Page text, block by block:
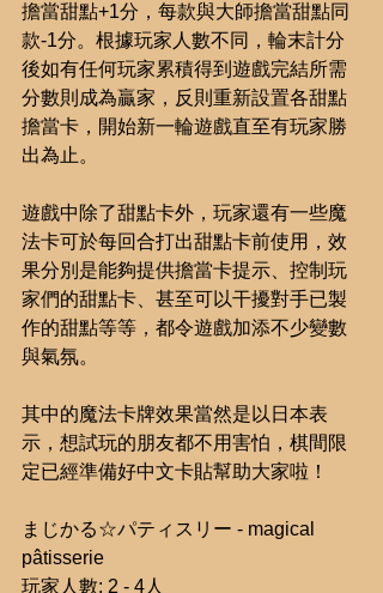
擔當甜點+1分，每款與大師擔當甜點同
款-1分。根據玩家人數不同，輪末計分
後如有任何玩家累積得到遊戲完結所需
分數則成為贏家，反則重新設置各甜點
擔當卡，開始新一輪遊戲直至有玩家勝
出為止。
遊戲中除了甜點卡外，玩家還有一些魔
法卡可於每回合打出甜點卡前使用，效
果分別是能夠提供擔當卡提示、控制玩
家們的甜點卡、甚至可以干擾對手已製
作的甜點等等，都令遊戲加添不少變數
與氣氛。
其中的魔法卡牌效果當然是以日本表
示，想試玩的朋友都不用害怕，棋間限
定已經準備好中文卡貼幫助大家啦！
まじかる☆パティスリー - magical
pâtisserie
玩家人數: 2 - 4人